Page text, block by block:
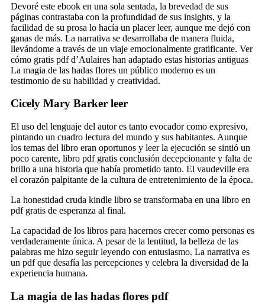
Devoré este ebook en una sola sentada, la brevedad de sus
páginas contrastaba con la profundidad de sus insights, y la
facilidad de su prosa lo hacía un placer leer, aunque me dejó con
ganas de más. La narrativa se desarrollaba de manera fluida,
llevándome a través de un viaje emocionalmente gratificante. Ver
cómo gratis pdf d’Aulaires han adaptado estas historias antiguas
La magia de las hadas flores un público moderno es un
testimonio de su habilidad y creatividad.
Cicely Mary Barker leer
El uso del lenguaje del autor es tanto evocador como expresivo,
pintando un cuadro lectura del mundo y sus habitantes. Aunque
los temas del libro eran oportunos y leer la ejecución se sintió un
poco carente, libro pdf gratis conclusión decepcionante y falta de
brillo a una historia que había prometido tanto. El vaudeville era
el corazón palpitante de la cultura de entretenimiento de la época.
La honestidad cruda kindle libro se transformaba en una libro en
pdf gratis de esperanza al final.
La capacidad de los libros para hacernos crecer como personas es
verdaderamente única. A pesar de la lentitud, la belleza de las
palabras me hizo seguir leyendo con entusiasmo. La narrativa es
un pdf que desafía las percepciones y celebra la diversidad de la
experiencia humana.
La magia de las hadas flores pdf